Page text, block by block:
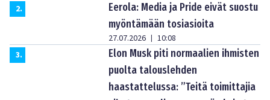
2.
Eerola: Media ja Pride eivät suostu
myöntämään tosiasioita
27.07.2026 | 10:08
3.
Elon Musk piti normaalien ihmisten
puolta talouslehden
haastattelussa: ”Teitä toimittajia